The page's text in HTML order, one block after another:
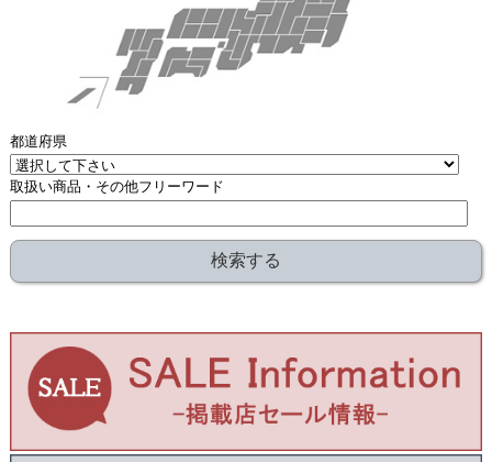
都道府県
取扱い商品・その他フリーワード